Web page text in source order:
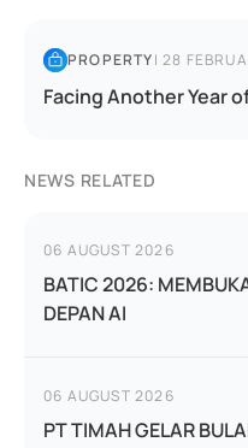
PROPERTY|28
Facing Another Year
NEWS RELATED
06 AUGUST 2026
BATIC 2026:
DEPAN AI
06 AUGUST 2026
PT TIMAH GELAR